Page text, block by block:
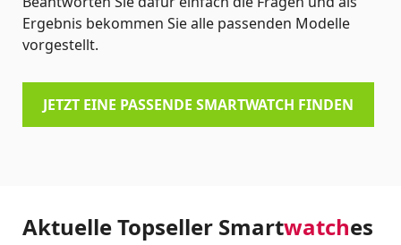
Ergebnis bekommen Sie alle passenden Modelle
vorgestellt.
JETZT EINE PASSENDE SMARTWATCH FINDEN
Aktuelle Topseller Smartwatches